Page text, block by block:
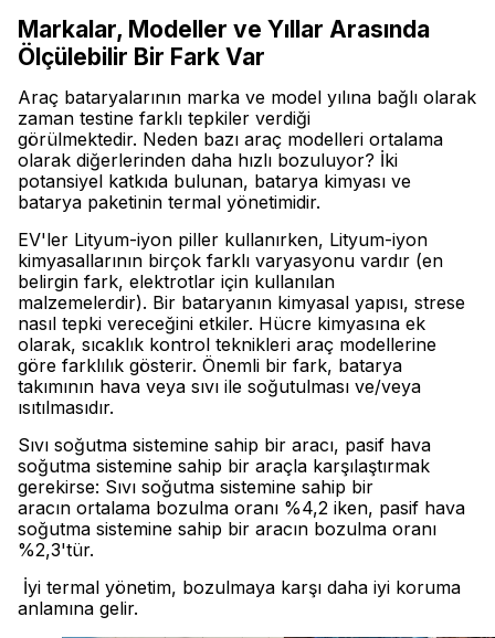
Markalar, Modeller ve Yıllar Arasında
Ölçülebilir Bir Fark Var
Araç bataryalarının marka ve model yılına bağlı olarak
zaman testine farklı tepkiler verdiği
görülmektedir. Neden bazı araç modelleri ortalama
olarak diğerlerinden daha hızlı bozuluyor? İki
potansiyel katkıda bulunan, batarya kimyası ve
batarya paketinin termal yönetimidir.
EV'ler Lityum-iyon piller kullanırken, Lityum-iyon
kimyasallarının birçok farklı varyasyonu vardır (en
belirgin fark, elektrotlar için kullanılan
malzemelerdir). Bir bataryanın kimyasal yapısı, strese
nasıl tepki vereceğini etkiler. Hücre kimyasına ek
olarak, sıcaklık kontrol teknikleri araç modellerine
göre farklılık gösterir. Önemli bir fark, batarya
takımının hava veya sıvı ile soğutulması ve/veya
ısıtılmasıdır.
Sıvı soğutma sistemine sahip bir aracı, pasif hava
soğutma sistemine sahip bir araçla karşılaştırmak
gerekirse: Sıvı soğutma sistemine sahip bir
aracın ortalama bozulma oranı %4,2 iken, pasif hava
soğutma sistemine sahip bir aracın bozulma oranı
%2,3'tür.
İyi termal yönetim, bozulmaya karşı daha iyi koruma
anlamına gelir.